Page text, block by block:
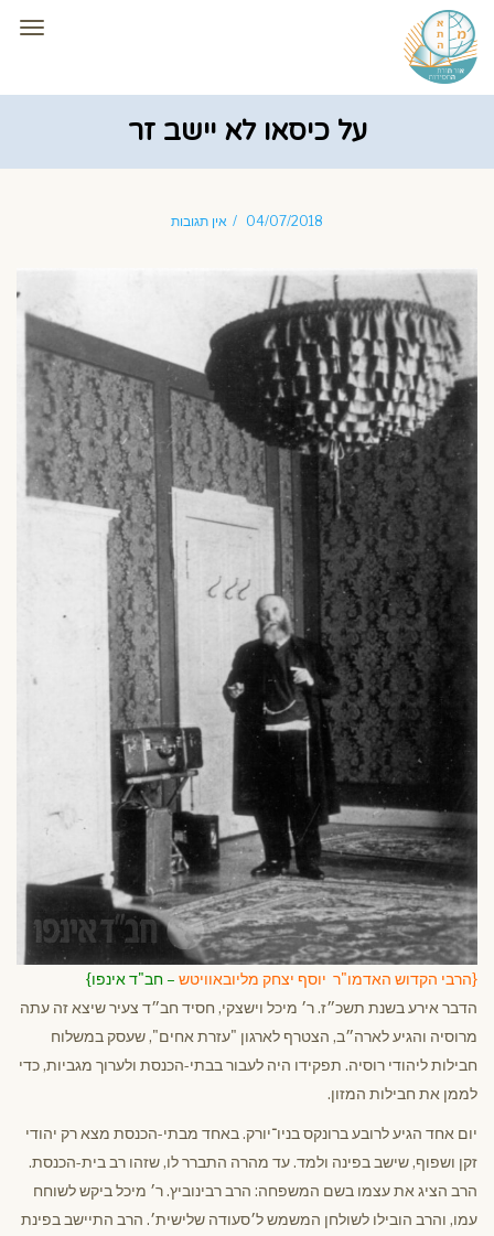
על כיסאו לא יישב זר
04/07/2018 אין תגובות
{הרבי הקדוש האדמו"ר יוסף יצחק מליובאוויטש – חב"ד אינפו}
הדבר אירע בשנת תשכ״ז. ר׳ מיכל וישצקי, חסיד חב״ד צעיר שיצא זה עתה
מרוסיה והגיע לארה״ב, הצטרף לארגון "עזרת אחים", שעסק במשלוח
חבילות ליהודי רוסיה. תפקידו היה לעבור בבתי-הכנסת ולערוך מגביות, כדי
לממן את חבילות המזון.
יום אחד הגיע לרובע ברונקס בניו־יורק. באחד מבתי-הכנסת מצא רק יהודי
זקן ושפוף, שישב בפינה ולמד. עד מהרה התברר לו, שזהו רב בית-הכנסת.
הרב הציג את עצמו בשם המשפחה: הרב רבינוביץ. ר׳ מיכל ביקש לשוחח
עמו, והרב הובילו לשולחן המשמש ל׳סעודה שלישית׳. הרב התיישב בפינת